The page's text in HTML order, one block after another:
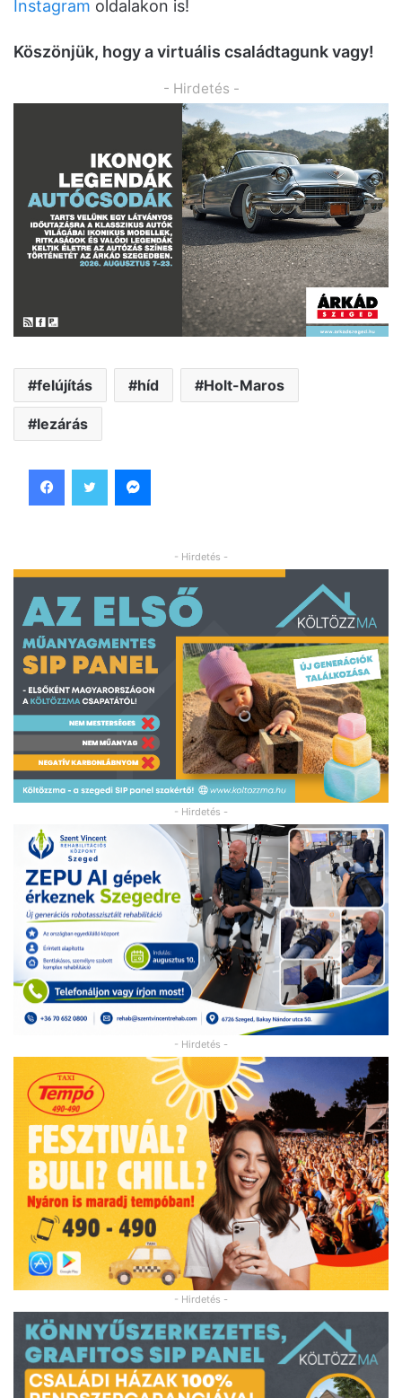
Instagram oldalakon is!
Köszönjük, hogy a virtuális családtagunk vagy!
- Hirdetés -
felújítás híd Holt-Maros
lezárás
- Hirdetés -
- Hirdetés -
- Hirdetés -
- Hirdetés -